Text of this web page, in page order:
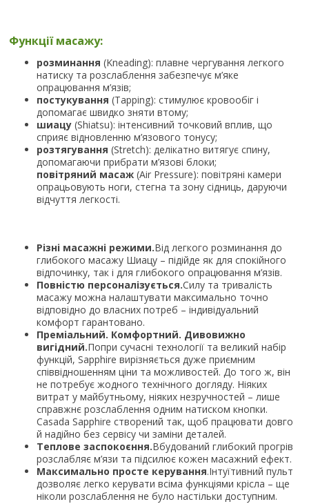
Функції масажу:
розминання (Kneading): плавне чергування легкого
натиску та розслаблення забезпечує м’яке
опрацювання м’язів;
постукування (Tapping): стимулює кровообіг і
допомагає швидко зняти втому;
шиацу (Shiatsu): інтенсивний точковий вплив, що
сприяє відновленню м’язового тонусу;
розтягування (Stretch): делікатно витягує спину,
допомагаючи прибрати м’язові блоки;
повітряний масаж (Air Pressure): повітряні камери
опрацьовують ноги, стегна та зону сідниць, даруючи
відчуття легкості.
Різні масажні режими.Від легкого розминання до
глибокого масажу Шиацу – підійде як для спокійного
відпочинку, так і для глибокого опрацювання м’язів.
Повністю персоналізується.Силу та тривалість
масажу можна налаштувати максимально точно
відповідно до власних потреб – індивідуальний
комфорт гарантовано.
Преміальний. Комфортний. Дивовижно
вигідний.Попри сучасні технології та великий набір
функцій, Sapphire вирізняється дуже приємним
співвідношенням ціни та можливостей. До того ж, він
не потребує жодного технічного догляду. Ніяких
витрат у майбутньому, ніяких незручностей – лише
справжнє розслаблення одним натиском кнопки.
Casada Sapphire створений так, щоб працювати довго
й надійно без сервісу чи заміни деталей.
Теплове заспокоєння.Вбудований глибокий прогрів
розслабляє м’язи та підсилює кожен масажний ефект.
Максимально просте керування.Інтуїтивний пульт
дозволяє легко керувати всіма функціями крісла – ще
ніколи розслаблення не було настільки доступним.